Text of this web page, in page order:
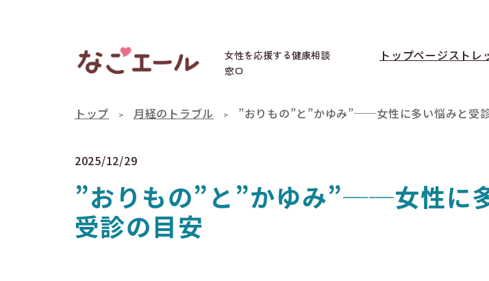
女性を応援する健康相談
窓口
トップページストレ
トップ 月経のトラブル ”おりもの”と”かゆみ”──女性に多い悩みと受
2025/12/29
”おりもの”と”かゆみ”──女性に
受診の目安